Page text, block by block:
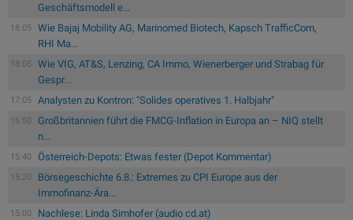
Geschäftsmodell e...
18:05
Wie Bajaj Mobility AG, Marinomed Biotech, Kapsch TrafficCom,
RHI Ma...
18:05
Wie VIG, AT&S, Lenzing, CA Immo, Wienerberger und Strabag für
Gespr...
17:05 Analysten zu Kontron: "Solides operatives 1. Halbjahr"
16:50
Großbritannien führt die FMCG-Inflation in Europa an – NIQ stellt
n...
15:40 Österreich-Depots: Etwas fester (Depot Kommentar)
15:20
Börsegeschichte 6.8.: Extremes zu CPI Europe aus der
Immofinanz-Ära...
15:00 Nachlese: Linda Simhofer (audio cd.at)